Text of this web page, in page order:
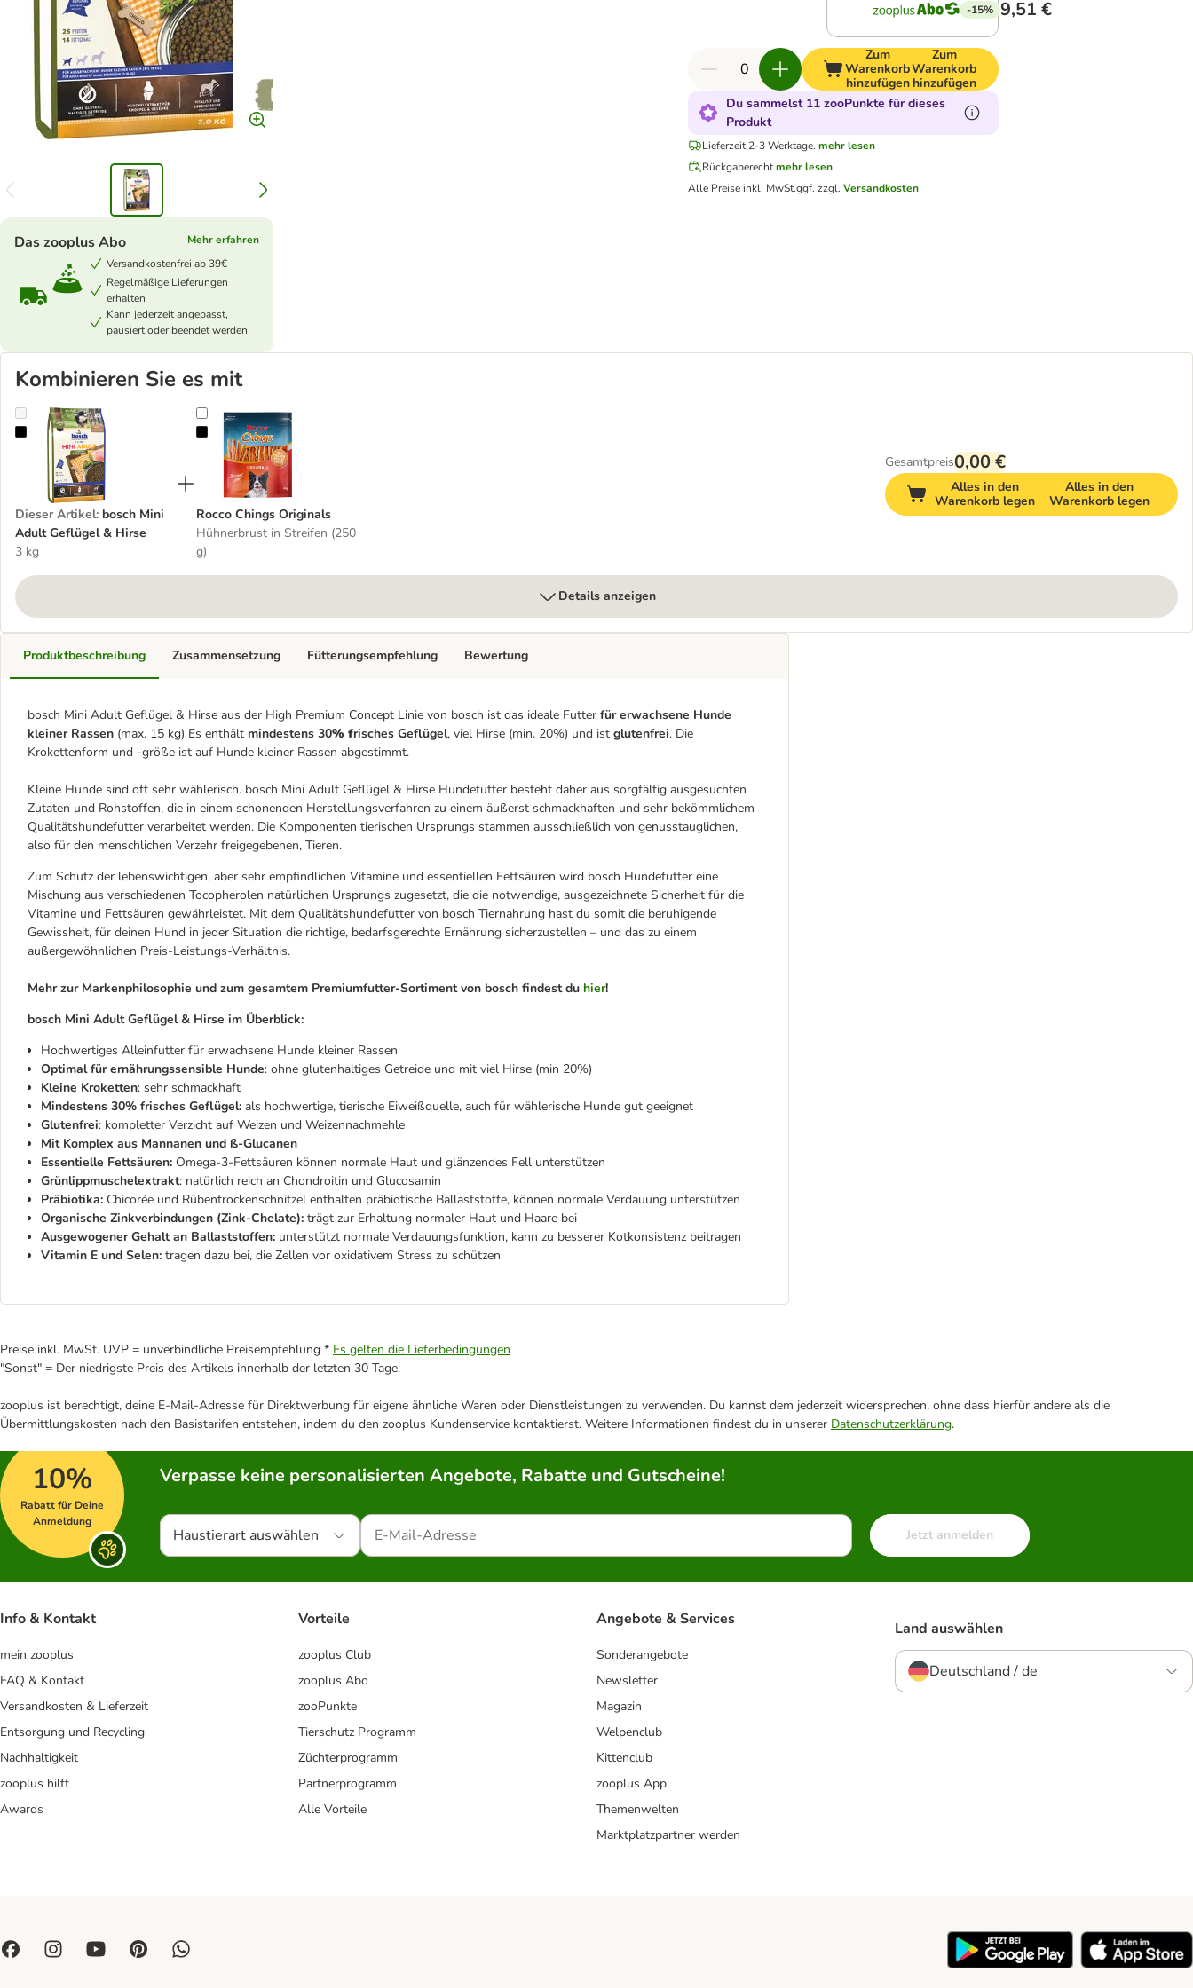
Das zooplus Abo
Mehr erfahren
Versandkostenfrei ab 39€
Regelmäßige Lieferungen
erhalten
Kann jederzeit angepasst,
pausiert oder beendet werden
-15% 9,51 €
Zum
Warenkorb
hinzufügen
Zum
Warenkorb
hinzufügen
Du sammelst 11 zooPunkte für dieses
Produkt
Lieferzeit 2-3 Werktage. mehr lesen
Rückgaberechtmehr lesen
Alle Preise inkl. MwSt.ggf. zzgl.Versandkosten
Kombinieren Sie es mit
bosch Mini Adult Geflügel & Hirse
Dieser Artikel: bosch Mini
Adult Geflügel & Hirse
3 kg
Rocco Chings Originals
Rocco Chings Originals
Hühnerbrust in Streifen (250
g)
Gesamtpreis0,00 €
Alles in den
Warenkorb legen
Alles in den
Warenkorb legen
Details anzeigen
Produktbeschreibung
bosch Mini Adult Geflügel & Hirse aus der High Premium Concept Linie von bosch ist das ideale Futter für erwachsene Hunde
kleiner Rassen (max. 15 kg) Es enthält mindestens 30% frisches Geflügel, viel Hirse (min. 20%) und ist glutenfrei. Die
Krokettenform und -größe ist auf Hunde kleiner Rassen abgestimmt.
Kleine Hunde sind oft sehr wählerisch. bosch Mini Adult Geflügel & Hirse Hundefutter besteht daher aus sorgfältig ausgesuchten
Zutaten und Rohstoffen, die in einem schonenden Herstellungsverfahren zu einem äußerst schmackhaften und sehr bekömmlichem
Qualitätshundefutter verarbeitet werden. Die Komponenten tierischen Ursprungs stammen ausschließlich von genusstauglichen,
also für den menschlichen Verzehr freigegebenen, Tieren.
Zum Schutz der lebenswichtigen, aber sehr empfindlichen Vitamine und essentiellen Fettsäuren wird bosch Hundefutter eine
Mischung aus verschiedenen Tocopherolen natürlichen Ursprungs zugesetzt, die die notwendige, ausgezeichnete Sicherheit für die
Vitamine und Fettsäuren gewährleistet. Mit dem Qualitätshundefutter von bosch Tiernahrung hast du somit die beruhigende
Gewissheit, für deinen Hund in jeder Situation die richtige, bedarfsgerechte Ernährung sicherzustellen – und das zu einem
außergewöhnlichen Preis-Leistungs-Verhältnis.
Mehr zur Markenphilosophie und zum gesamtem Premiumfutter-Sortiment von bosch findest du hier!
bosch Mini Adult Geflügel & Hirse im Überblick:
Hochwertiges Alleinfutter für erwachsene Hunde kleiner Rassen
Optimal für ernährungssensible Hunde: ohne glutenhaltiges Getreide und mit viel Hirse (min 20%)
Kleine Kroketten: sehr schmackhaft
Mindestens 30% frisches Geflügel: als hochwertige, tierische Eiweißquelle, auch für wählerische Hunde gut geeignet
Glutenfrei: kompletter Verzicht auf Weizen und Weizennachmehle
Mit Komplex aus Mannanen und ß-Glucanen
Essentielle Fettsäuren: Omega-3-Fettsäuren können normale Haut und glänzendes Fell unterstützen
Grünlippmuschelextrakt: natürlich reich an Chondroitin und Glucosamin
Präbiotika: Chicorée und Rübentrockenschnitzel enthalten präbiotische Ballaststoffe, können normale Verdauung unterstützen
Organische Zinkverbindungen (Zink-Chelate): trägt zur Erhaltung normaler Haut und Haare bei
Ausgewogener Gehalt an Ballaststoffen: unterstützt normale Verdauungsfunktion, kann zu besserer Kotkonsistenz beitragen
Vitamin E und Selen: tragen dazu bei, die Zellen vor oxidativem Stress zu schützen
Zusammensetzung Fütterungsempfehlung Bewertung
Preise inkl. MwSt. UVP = unverbindliche Preisempfehlung * Es gelten die Lieferbedingungen
"Sonst" = Der niedrigste Preis des Artikels innerhalb der letzten 30 Tage.
zooplus ist berechtigt, deine E-Mail-Adresse für Direktwerbung für eigene ähnliche Waren oder Dienstleistungen zu verwenden. Du kannst dem jederzeit widersprechen, ohne dass hierfür andere als die
Übermittlungskosten nach den Basistarifen entstehen, indem du den zooplus Kundenservice kontaktierst. Weitere Informationen findest du in unserer Datenschutzerklärung.
10%
Rabatt für Deine
Anmeldung
Verpasse keine personalisierten Angebote, Rabatte und Gutscheine!
Haustierart auswählen Jetzt anmelden
Info & Kontakt
mein zooplus
FAQ & Kontakt
Versandkosten & Lieferzeit
Entsorgung und Recycling
Nachhaltigkeit
zooplus hilft
Awards
Vorteile
zooplus Club
zooplus Abo
zooPunkte
Tierschutz Programm
Züchterprogramm
Partnerprogramm
Alle Vorteile
Angebote & Services
Sonderangebote
Newsletter
Magazin
Welpenclub
Kittenclub
zooplus App
Themenwelten
Marktplatzpartner werden
Land auswählen
Deutschland / de